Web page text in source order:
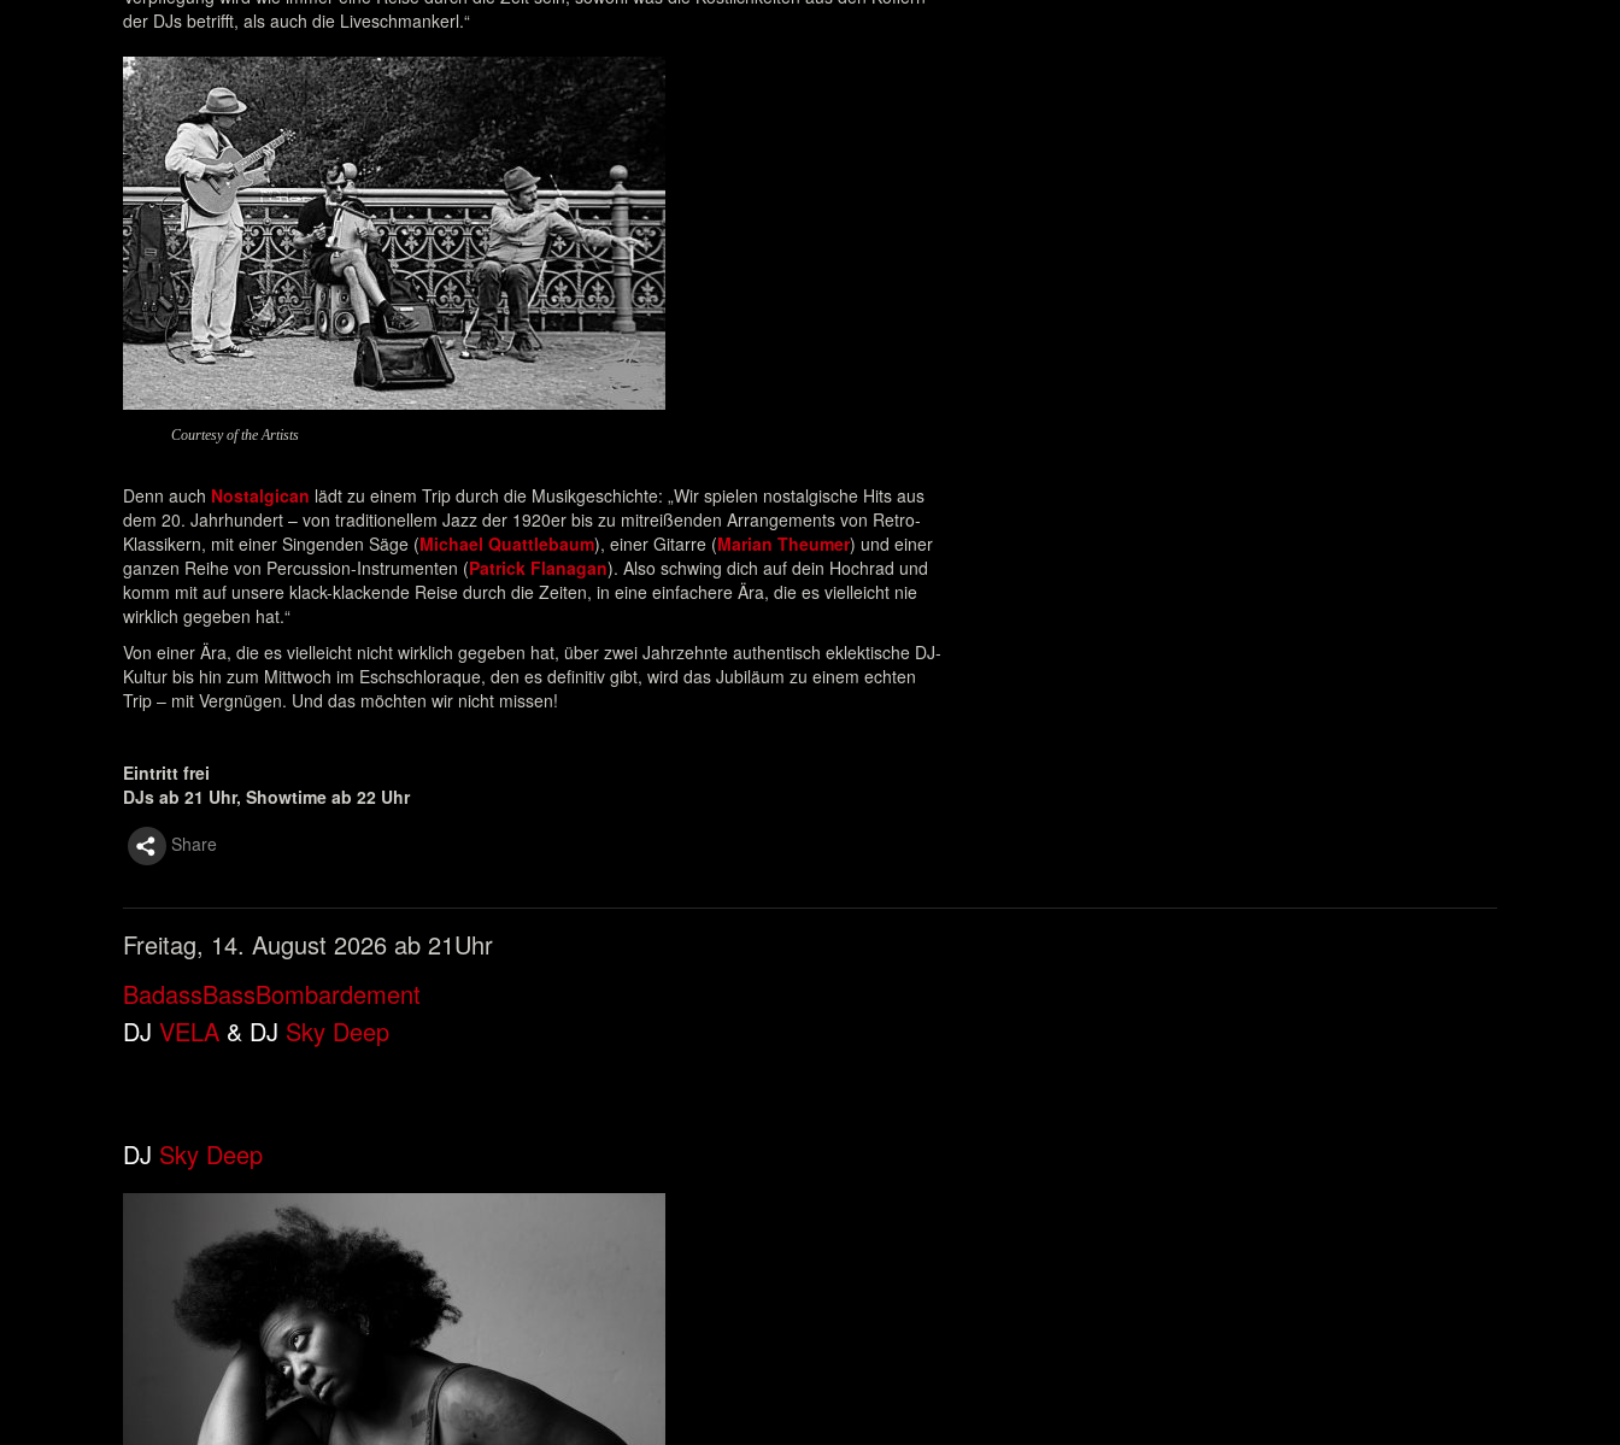
der DJs betrifft, als auch die Liveschmankerl.“
Courtesy of the Artists
Denn auch Nostalgican lädt zu einem Trip durch die Musikgeschichte: „Wir spielen nostal­gische Hits aus
dem 20. Jahrhundert – von traditionellem Jazz der 1920er bis zu mitreißenden Arrangements von Retro-
Klassikern, mit einer Singenden Säge (Michael Quattlebaum), einer Gitarre (Marian Theumer) und einer
ganzen Reihe von Percussion-Instrumenten (Patrick Flanagan). Also schwing dich auf dein Hochrad und
komm mit auf unsere klack-klackende Reise durch die Zeiten, in eine einfachere Ära, die es vielleicht nie
wirklich gegeben hat.“
Von einer Ära, die es vielleicht nicht wirklich gegeben hat, über zwei Jahrzehnte authentisch eklektische DJ-
Kultur bis hin zum Mittwoch im Eschschloraque, den es definitiv gibt, wird das Jubiläum zu einem echten
Trip – mit Vergnügen. Und das möchten wir nicht missen!
Eintritt frei
DJs ab 21 Uhr, Showtime ab 22 Uhr
Share
Freitag, 14. August 2026 ab 21Uhr
BadassBassBombardement
DJ VELA & DJ Sky Deep
DJ Sky Deep